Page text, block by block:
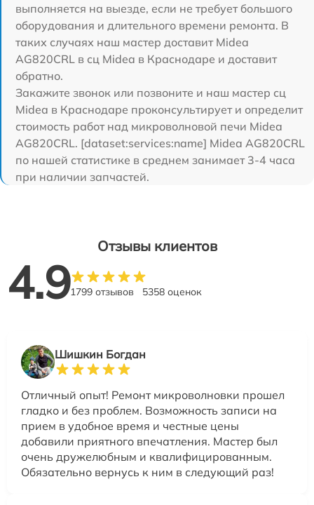
выполняется на выезде, если не требует большого
оборудования и длительного времени ремонта. В
таких случаях наш мастер доставит Midea
AG820CRL в сц Midea в Краснодаре и доставит
обратно.
Закажите звонок или позвоните и наш мастер сц
Midea в Краснодаре проконсультирует и определит
стоимость работ над микроволновой печи Midea
AG820CRL. [dataset:services:name] Midea AG820CRL
по нашей статистике в среднем занимает 3-4 часа
при наличии запчастей.
Отзывы клиентов
4.91799 отзывов 5358 оценок
Шишкин Богдан
Отличный опыт! Ремонт микроволновки прошел
гладко и без проблем. Возможность записи на
прием в удобное время и честные цены
добавили приятного впечатления. Мастер был
очень дружелюбным и квалифицированным.
Обязательно вернусь к ним в следующий раз!